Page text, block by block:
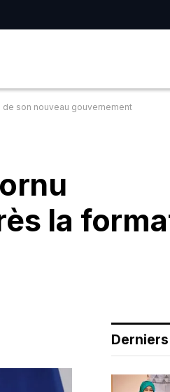
son nouveau gouvernement
la